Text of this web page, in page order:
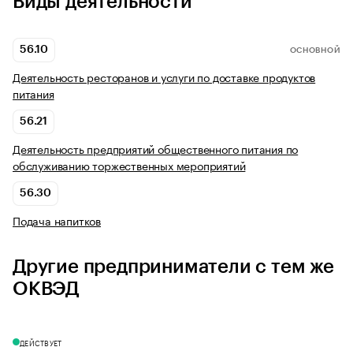
56.10 ОСНОВНОЙ
Деятельность ресторанов и услуги по доставке продуктов
питания
56.21
Деятельность предприятий общественного питания по
обслуживанию торжественных мероприятий
56.30
Подача напитков
Другие предприниматели с тем же
ОКВЭД
ДЕЙСТВУЕТ